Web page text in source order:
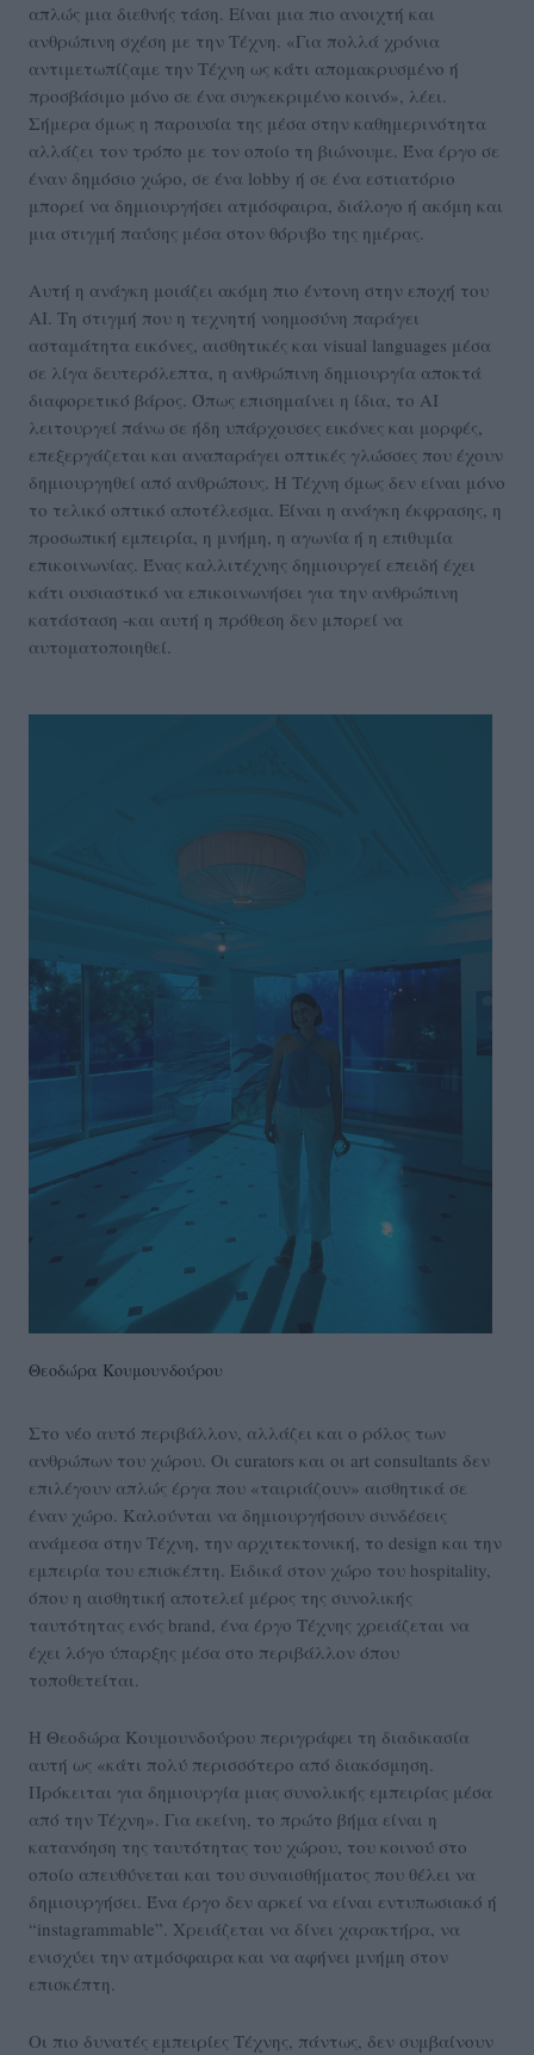
απλώς μια διεθνής τάση. Είναι μια πιο ανοιχτή και
ανθρώπινη σχέση με την Τέχνη. «Για πολλά χρόνια
αντιμετωπίζαμε την Τέχνη ως κάτι απομακρυσμένο ή
προσβάσιμο μόνο σε ένα συγκεκριμένο κοινό», λέει.
Σήμερα όμως η παρουσία της μέσα στην καθημερινότητα
αλλάζει τον τρόπο με τον οποίο τη βιώνουμε. Ένα έργο σε
έναν δημόσιο χώρο, σε ένα lobby ή σε ένα εστιατόριο
μπορεί να δημιουργήσει ατμόσφαιρα, διάλογο ή ακόμη και
μια στιγμή παύσης μέσα στον θόρυβο της ημέρας.
Αυτή η ανάγκη μοιάζει ακόμη πιο έντονη στην εποχή του
AI. Τη στιγμή που η τεχνητή νοημοσύνη παράγει
ασταμάτητα εικόνες, αισθητικές και visual languages μέσα
σε λίγα δευτερόλεπτα, η ανθρώπινη δημιουργία αποκτά
διαφορετικό βάρος. Όπως επισημαίνει η ίδια, το AI
λειτουργεί πάνω σε ήδη υπάρχουσες εικόνες και μορφές,
επεξεργάζεται και αναπαράγει οπτικές γλώσσες που έχουν
δημιουργηθεί από ανθρώπους. Η Τέχνη όμως δεν είναι μόνο
το τελικό οπτικό αποτέλεσμα. Είναι η ανάγκη έκφρασης, η
προσωπική εμπειρία, η μνήμη, η αγωνία ή η επιθυμία
επικοινωνίας. Ένας καλλιτέχνης δημιουργεί επειδή έχει
κάτι ουσιαστικό να επικοινωνήσει για την ανθρώπινη
κατάσταση -και αυτή η πρόθεση δεν μπορεί να
αυτοματοποιηθεί.
Θεοδώρα Κουμουνδούρου
Στο νέο αυτό περιβάλλον, αλλάζει και ο ρόλος των
ανθρώπων του χώρου. Οι curators και οι art consultants δεν
επιλέγουν απλώς έργα που «ταιριάζουν» αισθητικά σε
έναν χώρο. Καλούνται να δημιουργήσουν συνδέσεις
ανάμεσα στην Τέχνη, την αρχιτεκτονική, το design και την
εμπειρία του επισκέπτη. Ειδικά στον χώρο του hospitality,
όπου η αισθητική αποτελεί μέρος της συνολικής
ταυτότητας ενός brand, ένα έργο Τέχνης χρειάζεται να
έχει λόγο ύπαρξης μέσα στο περιβάλλον όπου
τοποθετείται.
Η Θεοδώρα Κουμουνδούρου περιγράφει τη διαδικασία
αυτή ως «κάτι πολύ περισσότερο από διακόσμηση.
Πρόκειται για δημιουργία μιας συνολικής εμπειρίας μέσα
από την Τέχνη». Για εκείνη, το πρώτο βήμα είναι η
κατανόηση της ταυτότητας του χώρου, του κοινού στο
οποίο απευθύνεται και του συναισθήματος που θέλει να
δημιουργήσει. Ένα έργο δεν αρκεί να είναι εντυπωσιακό ή
“instagrammable”. Χρειάζεται να δίνει χαρακτήρα, να
ενισχύει την ατμόσφαιρα και να αφήνει μνήμη στον
επισκέπτη.
Οι πιο δυνατές εμπειρίες Τέχνης, πάντως, δεν συμβαίνουν